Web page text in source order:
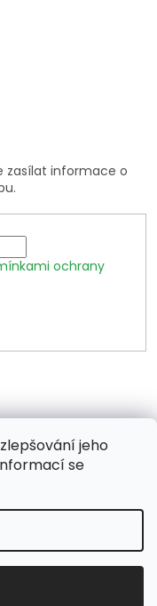
jeho
se
zasílat informace o
ochrany
práva vyhrazena.